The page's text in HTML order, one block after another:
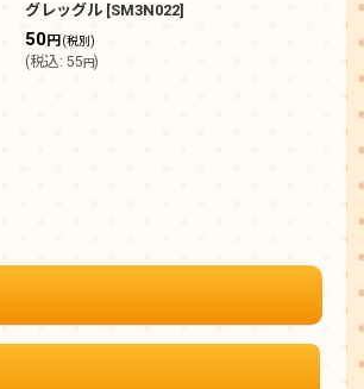
グレッグル [SM3N022]
50円 (税別)
(税込: 55円)
N
税込